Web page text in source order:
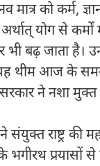
मात्र को कर्म,
योग से
बढ़ जाता है।
यह थीम आज के
ने नशा
ने संयुक्त राष्ट्र
भगीरथ प्रयासों